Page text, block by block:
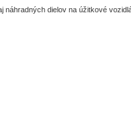
náhradných dielov na úžitkové